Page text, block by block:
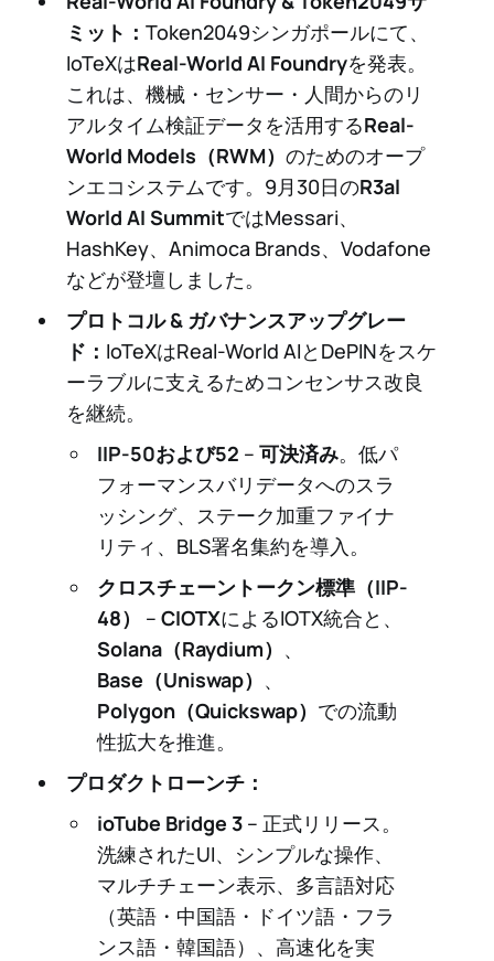
ミット： Token2049シンガポールにて、
IoTeXはReal-World AI Foundryを発表。
これは、機械・センサー・人間からのリ
アルタイム検証データを活用するReal-
World Models（RWM） のためのオープ
ンエコシステムです。9月30日のR3al
World AI SummitではMessari、
HashKey、Animoca Brands、Vodafone
などが登壇しました。
プロトコル & ガバナンスアップグレー
ド： IoTeXはReal-World AIとDePINをスケ
ーラブルに支えるためコンセンサス改良
を継続。
IIP-50および52 –可決済み。低パ
フォーマンスバリデータへのスラ
ッシング、ステーク加重ファイナ
リティ、BLS署名集約を導入。
クロスチェーントークン標準（IIP-
48）
–CIOTXによるIOTX統合と、
Solana（Raydium） 、
Base（Uniswap） 、
Polygon（Quickswap） での流動
性拡大を推進。
プロダクトローンチ：
ioTube Bridge 3 – 正式リリース。
洗練されたUI、シンプルな操作、
マルチチェーン表示、多言語対応
（英語・中国語・ドイツ語・フラ
ンス語・韓国語）、高速化を実